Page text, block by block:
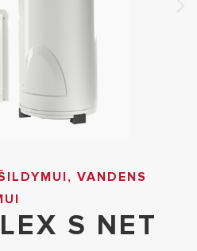
VANDENS
S NET